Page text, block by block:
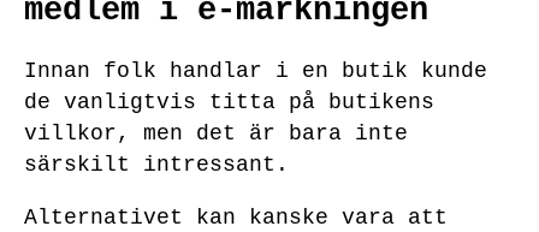
medlem i e-märkningen
Innan folk handlar i en butik kunde
de vanligtvis titta på butikens
villkor, men det är bara inte
särskilt intressant.
Alternativet kan kanske vara att